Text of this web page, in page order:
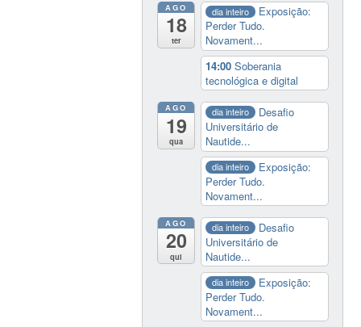
AGO
18
ter
dia inteiro
Exposição:
Perder Tudo.
Novament...
14:00Soberania
tecnológica e digital
AGO
19
qua
dia inteiro
Desafio
Universitário de
Nautide...
dia inteiro
Exposição:
Perder Tudo.
Novament...
AGO
20
qui
dia inteiro
Desafio
Universitário de
Nautide...
dia inteiro
Exposição:
Perder Tudo.
Novament...